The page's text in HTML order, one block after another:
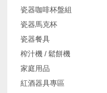
瓷器咖啡杯盤組
瓷器馬克杯
瓷器餐具
榨汁機 / 鬆餅機
家庭用品
紅酒器具專區